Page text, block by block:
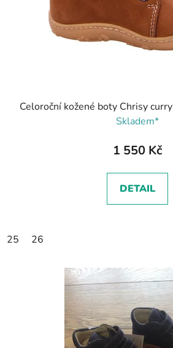
Celoroční kožené boty Chrisy
Skladem*
1 550 Kč
DETAIL
25 26